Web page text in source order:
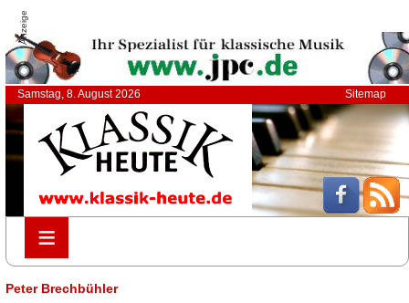
Anzeige
Samstag, 8. August 2026 Sitemap
≡
≡
Peter Brechbühler